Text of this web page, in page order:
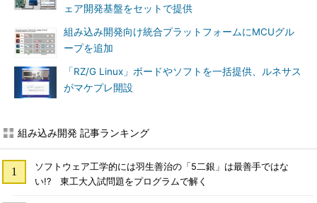
ェア開発基盤をセットで提供
組み込み開発向け統合プラットフォームにMCUグル
ープを追加
「RZ/G Linux」ボードやソフトを一括提供、ルネサス
がマケプレ開設
組み込み開発 記事ランキング
ソフトウェア工学的には羽生善治の「5二銀」は最善手ではな
い!? 東工大入試問題をプログラムで解く